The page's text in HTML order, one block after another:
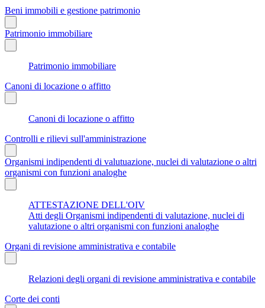
Beni immobili e gestione patrimonio
Patrimonio immobiliare
Patrimonio immobiliare
Canoni di locazione o affitto
Canoni di locazione o affitto
Controlli e rilievi sull'amministrazione
Organismi indipendenti di valutuazione, nuclei di valutazione o altri
organismi con funzioni analoghe
ATTESTAZIONE DELL'OIV
Atti degli Organismi indipendenti di valutazione, nuclei di
valutazione o altri organismi con funzioni analoghe
Organi di revisione amministrativa e contabile
Relazioni degli organi di revisione amministrativa e contabile
Corte dei conti